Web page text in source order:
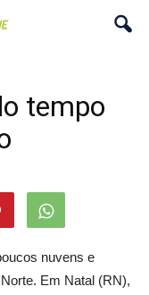
tempo
nuvens e
Em Natal (RN),